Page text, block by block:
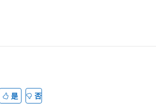
是 否